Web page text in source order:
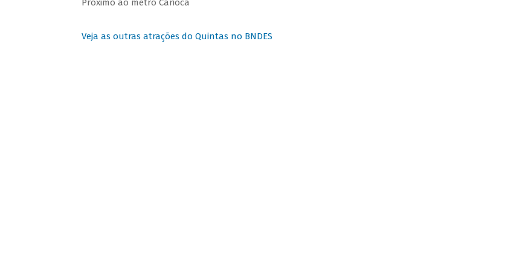
Próximo ao metrô Carioca
Veja as outras atrações do Quintas no BNDES